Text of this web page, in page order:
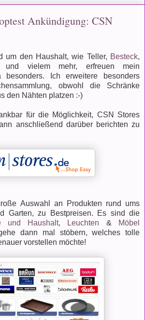
Ankündigung: CSN
um den Haushalt, wie Teller, Besteck,
und vielem mehr, erfreuen mein
besonders. Ich erweitere besonders
obwohl die Schränke
den Nähten platzen :-)
für die Möglichkeit, CSN Stores
anschließend darüber berichten zu
Auswahl an Produkten rund ums
Garten, zu Bestpreisen. Es sind die
und Haushalt, Leuchten &
Möbel
dann mal stöbern, welches tolle
vorstellen möchte!